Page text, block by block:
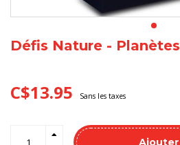
Défis Nature - Planètes
C$13.95 Sans les taxes